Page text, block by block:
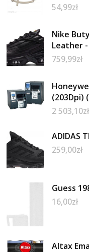
54,99zł
Nike
Leather
759,99zł
(203Dpi)
2 503,10zł
ADIDAS
259,00zł
Guess
16,00zł
Altax